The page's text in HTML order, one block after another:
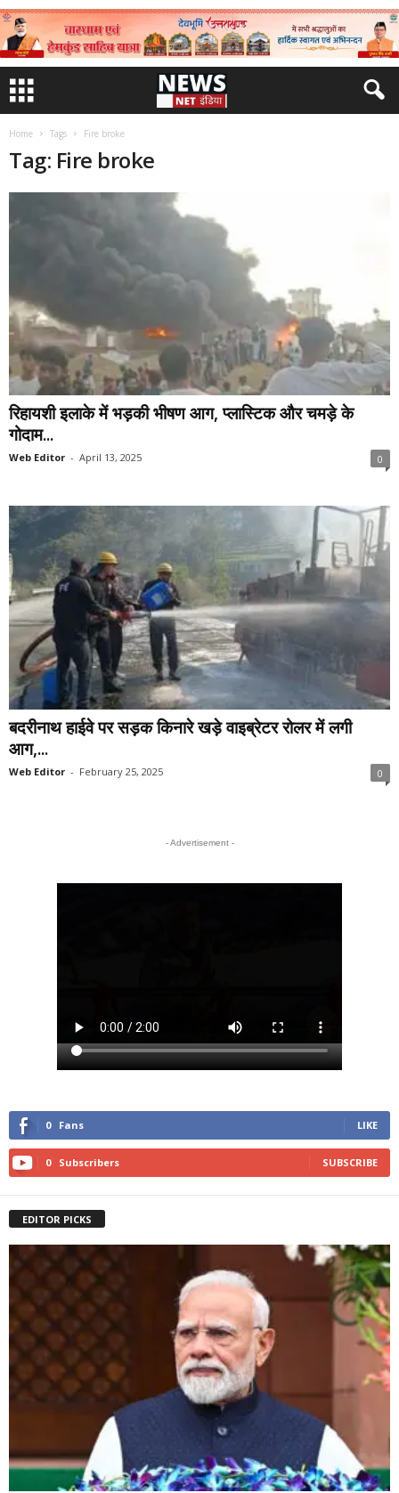
Home Tags Fire broke
Tag: Fire broke
रिहायशी इलाके में भड़की भीषण आग, प्लास्टिक और चमड़े के
गोदाम...
Web Editor - April 13, 2025 0
बदरीनाथ हाईवे पर सड़क किनारे खड़े वाइब्रेटर रोलर में लगी
आग,...
Web Editor - February 25, 2025 0
- Advertisement -
0 Fans LIKE
0 Subscribers SUBSCRIBE
EDITOR PICKS